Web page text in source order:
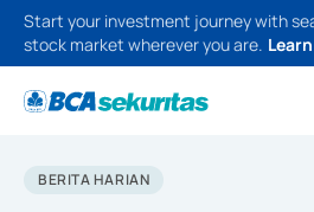
Start your investment journey with
stock market wherever you are.
BERITA HARIAN